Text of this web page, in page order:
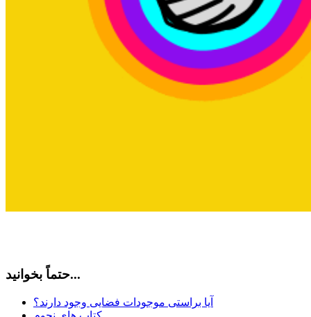
حتماً بخوانید...
آیا براستی موجودات فضایی وجود دارند؟